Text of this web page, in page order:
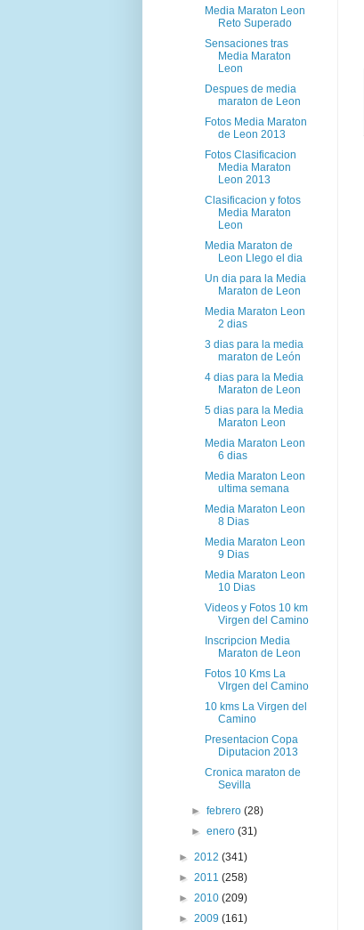
Media Maraton Leon
Reto Superado
Sensaciones tras
Media Maraton
Leon
Despues de media
maraton de Leon
Fotos Media Maraton
de Leon 2013
Fotos Clasificacion
Media Maraton
Leon 2013
Clasificacion y fotos
Media Maraton
Leon
Media Maraton de
Leon Llego el dia
Un dia para la Media
Maraton de Leon
Media Maraton Leon
2 dias
3 dias para la media
maraton de León
4 dias para la Media
Maraton de Leon
5 dias para la Media
Maraton Leon
Media Maraton Leon
6 dias
Media Maraton Leon
ultima semana
Media Maraton Leon
8 Dias
Media Maraton Leon
9 Dias
Media Maraton Leon
10 Dias
Videos y Fotos 10 km
Virgen del Camino
Inscripcion Media
Maraton de Leon
Fotos 10 Kms La
VIrgen del Camino
10 kms La Virgen del
Camino
Presentacion Copa
Diputacion 2013
Cronica maraton de
Sevilla
►febrero(28)
►enero(31)
► 2012 (341)
► 2011 (258)
► 2010 (209)
► 2009 (161)